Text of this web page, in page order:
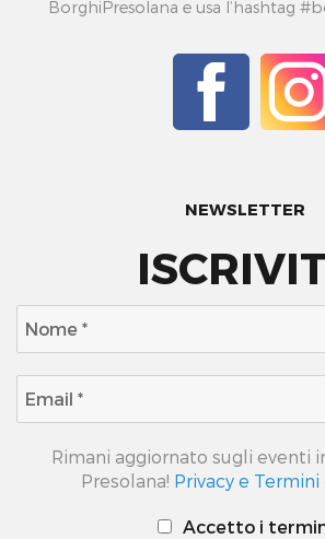
BorghiPresolana e usa l’hashtag
NEWSLETTER
Rimani aggiornato sugli eventi
Presolana! Privacy e
Accetto i